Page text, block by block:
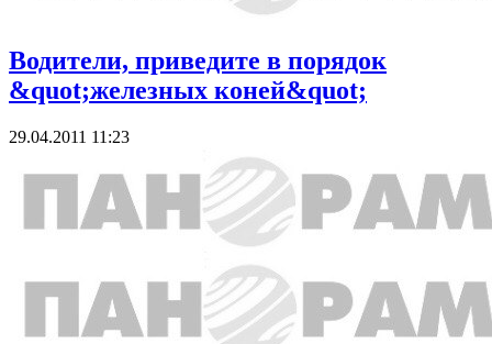
Водители, приведите в порядок
&quot;железных коней&quot;
29.04.2011 11:23